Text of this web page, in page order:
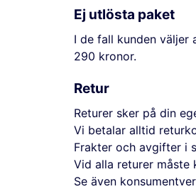
Ej utlösta paket
I de fall kunden
290 kronor.
Retur
Returer sker på din
Vi betalar alltid
Frakter och avgifter i
Vid alla returer måste
Se även